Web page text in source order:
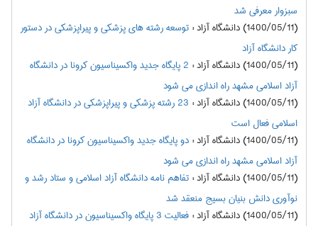
سبزوار معرفی شد
(1400/05/11) دانشگاه آزاد
:توسعه رشته های پزشکی و پیراپزشکی در دستور
کار دانشگاه آزاد
(1400/05/11) دانشگاه آزاد
:
2 پایگاه جدید واکسیناسیون کرونا در دانشگاه
آزاد اسلامی مشهد راه اندازی می شود
(1400/05/11) دانشگاه آزاد
:
23 رشته پزشکی و پیراپزشکی در دانشگاه آزاد
اسلامی فعال است
(1400/05/11) دانشگاه آزاد
:دو پایگاه جدید واکسیناسیون کرونا در دانشگاه
آزاد اسلامی مشهد راه اندازی می شود
(1400/05/11) دانشگاه آزاد
:تفاهم نامه دانشگاه آزاد اسلامی و ستاد رشد و
نوآوری دانش بنیان بسیج منعقد شد
(1400/05/11) دانشگاه آزاد
:
فعالیت 3 پایگاه واکسیناسیون در دانشگاه آزاد